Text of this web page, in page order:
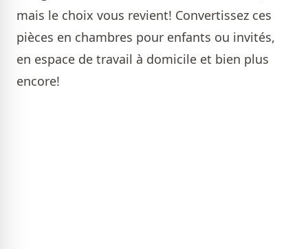
mais le choix vous revient! Convertissez ces
pièces en chambres pour enfants ou invités,
en espace de travail à domicile et bien plus
encore!